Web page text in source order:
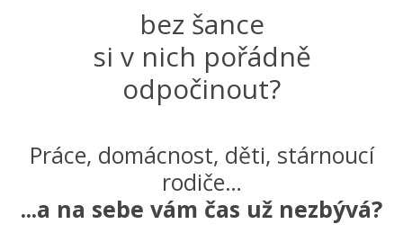
bez šance
si v nich pořádně
odpočinout?
Práce, domácnost, děti, stárnoucí
rodiče…
...a na sebe vám čas už nezbývá?